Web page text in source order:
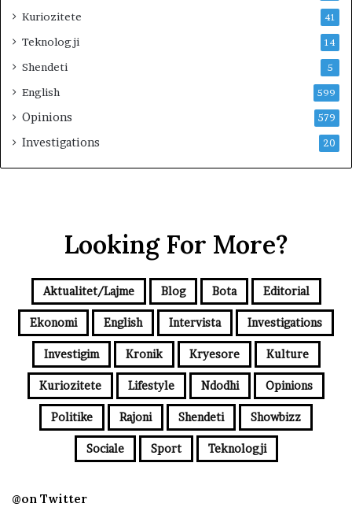
Kuriozitete 41
Teknologji 14
Shendeti 5
English 599
Opinions 579
Investigations 20
Looking For More?
Aktualitet/Lajme Blog Bota Editorial
Ekonomi English Intervista Investigations
Investigim Kronik Kryesore Kulture
Kuriozitete Lifestyle Ndodhi Opinions
Politike Rajoni Shendeti Showbizz
Sociale Sport Teknologji
@on Twitter